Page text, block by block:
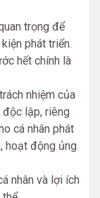
trọng để
phát triển.
hết chính là
nhiệm của
lập, riêng
cá nhân phát
hoạt động ủng
nhân và lợi ích